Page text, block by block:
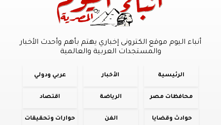
أنباء اليوم موقع الكترونى إخباري يهتم بأهم وأحدث الأخبار
والمستجدات العربية والعالمية
الرئيسية الأخبار عربي ودولي
محافظات مصر الرياضة اقتصاد
حوادث وقضايا الفن حوارات وتحقيقات